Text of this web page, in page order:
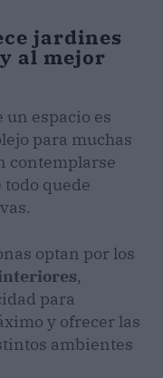
jardines
al mejor
espacio es
para muchas
contemplarse
quede
optan por los
,
para
y ofrecer las
ambientes